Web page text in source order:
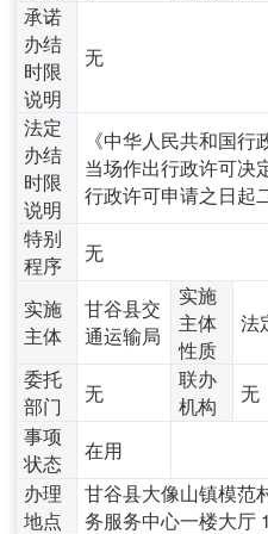
承诺
办结
时限
说明
无
法定
办结
时限
说明
《中华人民共和国
当场作出行政许可决
行政许可申请之日起
特别
程序
无
实施
主体
甘谷县交
通运输局
实施
主体
性质
法
委托
部门
无
联办
机构
无
事项
状态
在用
办理
地点
甘谷县大像山镇模范
务服务中心一楼大厅